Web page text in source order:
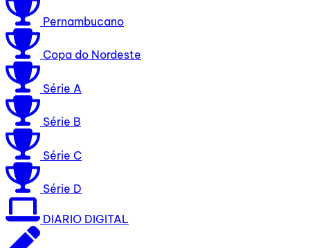
Pernambucano
Copa do Nordeste
Série A
Série B
Série C
Série D
DIARIO DIGITAL